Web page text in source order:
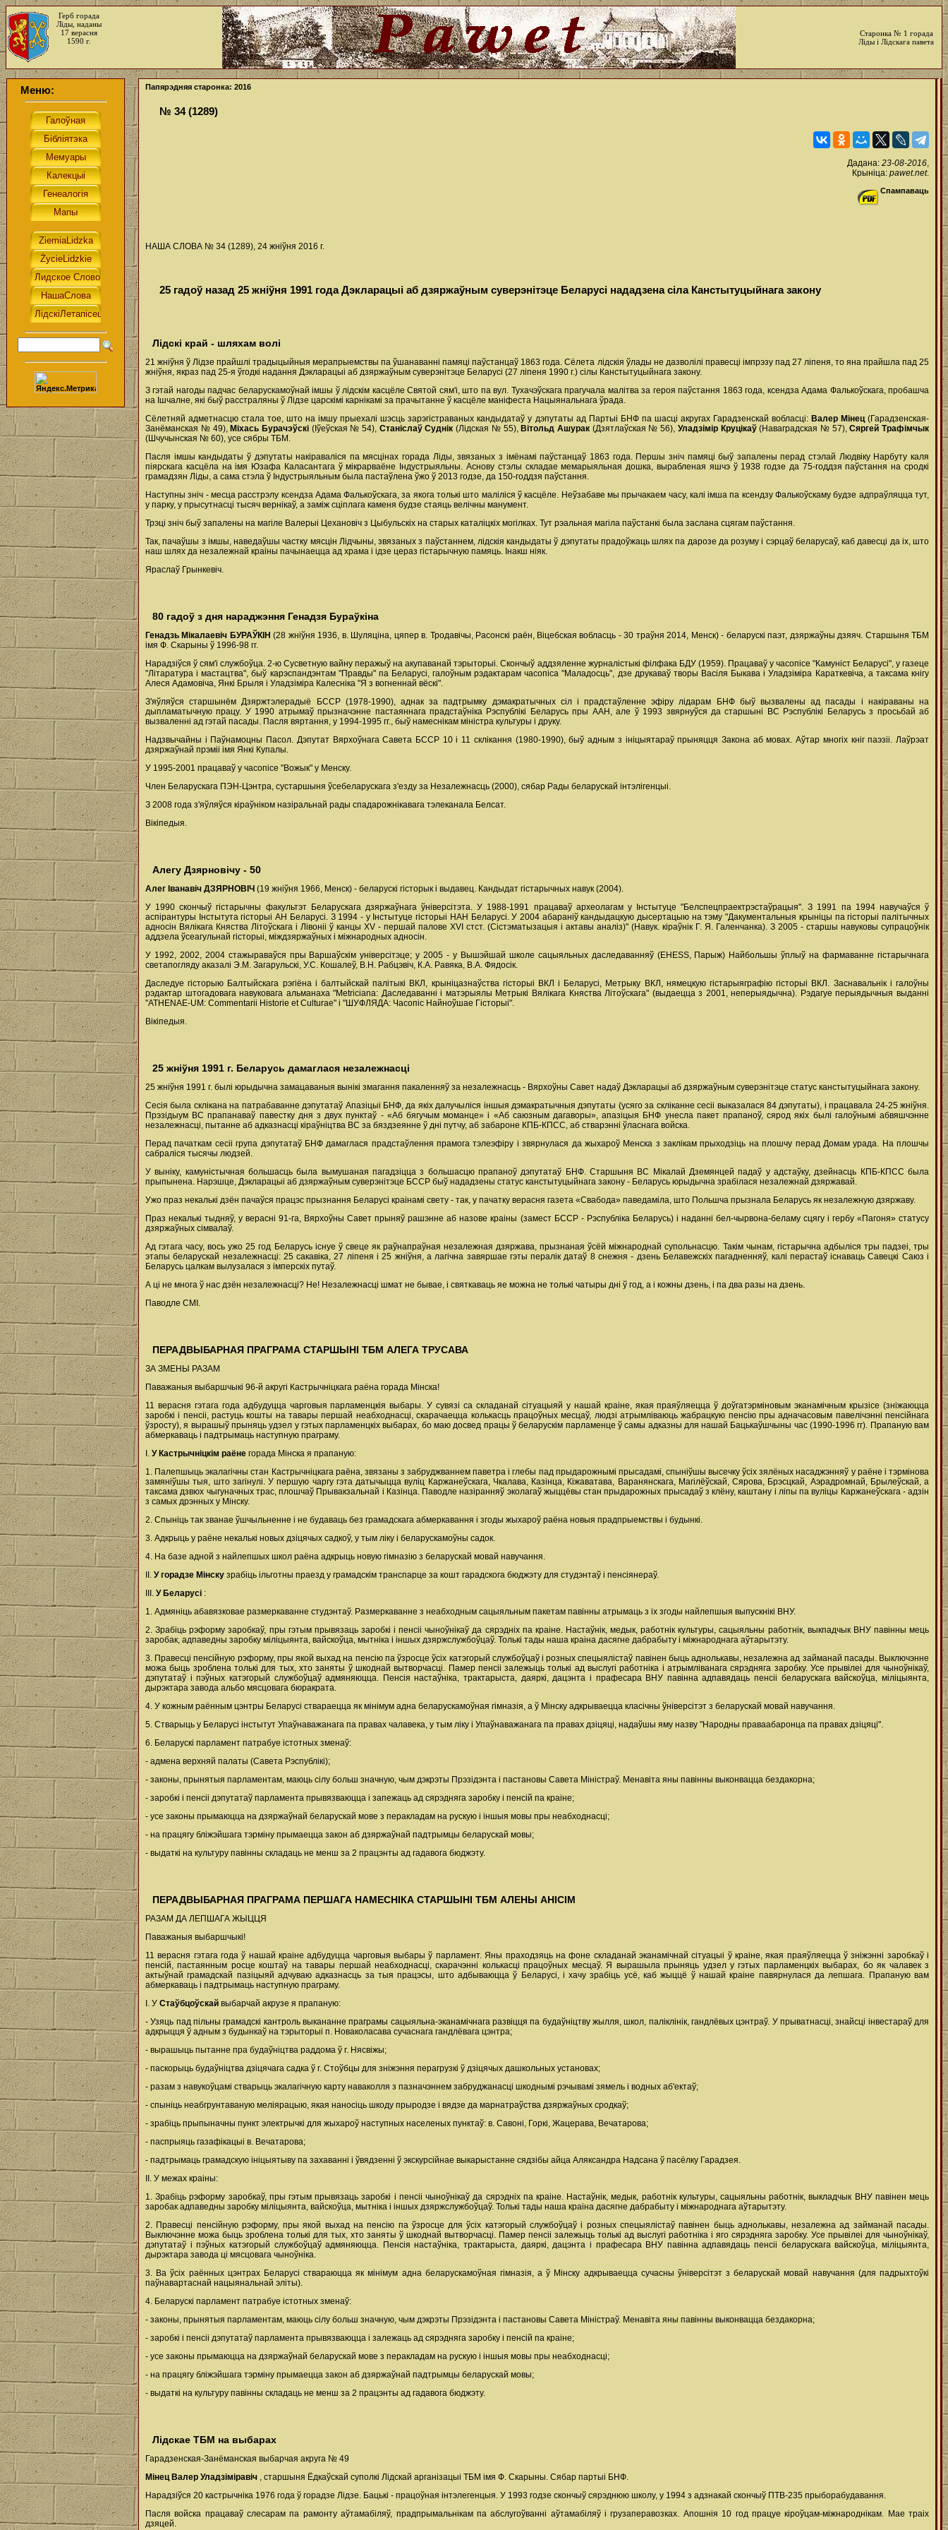
Герб горада
Ліды, наданы
17 верасня
1590 г.
Старонка № 1 горада
Ліды і Лідскага павета
Меню: Папярэдняя старонка: 2016
№ 34 (1289)
Дадана: 23-08-2016,
Крыніца: pawet.net.
Спампаваць
НАША СЛОВА № 34 (1289), 24 жніўня 2016 г.
25 гадоў назад 25 жніўня 1991 года Дэкларацыі аб дзяржаўным суверэнітэце Беларусі нададзена сіла Канстытуцыйнага закону
Лідскі край - шляхам волі
21 жніўня ў Лідзе прайшлі традыцыйныя мерапрыемствы па ўшанаванні памяці паўстанцаў 1863 года. Сёлета лідскія ўлады не дазволілі правесці імпрэзу пад 27 ліпеня, то яна прайшла пад 25
жніўня, якраз пад 25-я ўгодкі надання Дэкларацыі аб дзяржаўным суверэнітэце Беларусі (27 ліпеня 1990 г.) сілы Канстытуцыйнага закону.
З гэтай нагоды падчас беларускамоўнай імшы ў лідскім касцёле Святой сям'і, што па вул. Тухачэўскага прагучала малітва за героя паўстання 1863 года, ксендза Адама Фалькоўскага, пробашча
на Ішчалне, які быў расстраляны ў Лідзе царскімі карнікамі за прачытанне ў касцёле маніфеста Нацыянальнага ўрада.
Сёлетняй адметнасцю стала тое, што на імшу прыехалі шэсць зарэгістраваных кандыдатаў у дэпутаты ад Партыі БНФ па шасці акругах Гарадзенскай вобласці: Валер Мінец(Гарадзенская-
Занёманская № 49), Міхась Бурачэўскі(Іўеўская № 54), Станіслаў Суднік (Лідская № 55), Вітольд Ашурак (Дзятлаўская № 56), Уладзімір Круцікаў(Наваградская № 57),Сяргей Трафімчык
(Шчучынская № 60), усе сябры ТБМ.
Пасля імшы кандыдаты ў дэпутаты накіраваліся па мясцінах горада Ліды, звязаных з імёнамі паўстанцаў 1863 года. Першы зніч памяці быў запалены перад стэлай Людвіку Нарбуту каля
піярскага касцёла на імя Юзафа Каласантага ў мікрарваёне Індустрыяльны. Аснову стэлы складае мемарыяльная дошка, вырабленая яшчэ ў 1938 годзе да 75-годдзя паўстання на сродкі
грамадзян Ліды, а сама стэла ў Індустрыяльным была пастаўлена ўжо ў 2013 годзе, да 150-годдзя паўстання.
Наступны зніч - месца расстрэлу ксендза Адама Фалькоўскага, за якога толькі што маліліся ў касцёле. Неўзабаве мы прычакаем часу, калі імша па ксендзу Фалькоўскаму будзе адпраўляцца тут,
у парку, у прысутнасці тысяч вернікаў, а заміж сціплага каменя будзе стаяць велічны манумент.
Трэці зніч быў запалены на магіле Валерыі Цехановіч з Цыбульскіх на старых каталіцкіх могілках. Тут рэальная магіла паўстанкі была заслана сцягам паўстання.
Так, пачаўшы з імшы, наведаўшы частку мясцін Лідчыны, звязаных з паўстаннем, лідскія кандыдаты ў дэпутаты прадоўжаць шлях па дарозе да розуму і сэрцаў беларусаў, каб давесці да іх, што
наш шлях да незалежнай краіны пачынаецца ад храма і ідзе цераз гістарычную памяць. Інакш ніяк.
Яраслаў Грынкевіч.
80 гадоў з дня нараджэння Генадзя Бураўкіна
Генадзь Мікалаевіч БУРАЎКІН(28 жніўня 1936, в. Шуляціна, цяпер в. Тродавічы, Расонскі раён, Віцебская вобласць - 30 траўня 2014, Менск) - беларускі паэт, дзяржаўны дзяяч. Старшыня ТБМ
імя Ф. Скарыны ў 1996-98 гг.
Нарадзіўся ў сям'і службоўца. 2-ю Сусветную вайну перажыў на акупаванай тэрыторыі. Скончыў аддзяленне журналістыкі філфака БДУ (1959). Працаваў у часопісе "Камуніст Беларусі", у газеце
"Літаратура і мастацтва", быў карэспандэнтам "Правды" па Беларусі, галоўным рэдактарам часопіса "Маладосць", дзе друкаваў творы Васіля Быкава і Уладзіміра Караткевіча, а таксама кнігу
Алеся Адамовіча, Янкі Брыля і Уладзіміра Калесніка "Я з вогненнай вёскі".
З'яўляўся старшынём Дзяржтэлерадыё БССР (1978-1990), аднак за падтрымку дэмакратычных сіл і прадстаўленне эфіру лідарам БНФ быў вызвалены ад пасады і накіраваны на
дыпламатычную працу. У 1990 атрымаў прызначэнне пастаяннага прадстаўніка Рэспублікі Беларусь пры ААН, але ў 1993 звярнуўся да старшыні ВС Рэспублікі Беларусь з просьбай аб
вызваленні ад гэтай пасады. Пасля вяртання, у 1994-1995 гг., быў намеснікам міністра культуры і друку.
Надзвычайны і Паўнамоцны Пасол. Дэпутат Вярхоўнага Савета БССР 10 і 11 склікання (1980-1990), быў адным з ініцыятараў прыняцця Закона аб мовах. Аўтар многіх кніг паэзіі. Лаўрэат
дзяржаўнай прэміі імя Янкі Купалы.
У 1995-2001 працаваў у часопісе "Вожык" у Менску.
Член Беларускага ПЭН-Цэнтра, сустаршыня ўсебеларускага з'езду за Незалежнасць (2000), сябар Рады беларускай інтэлігенцыі.
З 2008 года з'яўляўся кіраўніком назіральнай рады спадарожнікавага тэлеканала Белсат.
Вікіпедыя.
Алегу Дзярновічу - 50
Алег Іванавіч ДЗЯРНОВІЧ (19 жніўня 1966, Менск) - беларускі гісторык і выдавец. Кандыдат гістарычных навук (2004).
У 1990 скончыў гістарычны факультэт Беларускага дзяржаўнага ўніверсітэта. У 1988-1991 працаваў археолагам у Інстытуце "Белспецпраектрэстаўрацыя". З 1991 па 1994 навучаўся ў
аспірантуры Інстытута гісторыі АН Беларусі. З 1994 - у Інстытуце гісторыі НАН Беларусі. У 2004 абараніў кандыдацкую дысертацыю на тэму "Дакументальныя крыніцы па гісторыі палітычных
адносін Вялікага Княства Літоўскага і Лівоніі ў канцы XV - першай палове XVI стст. (Сістэматызацыя і актавы аналіз)" (Навук. кіраўнік Г. Я. Галенчанка). З 2005 - старшы навуковы супрацоўнік
аддзела ўсеагульнай гісторыі, міждзяржаўных і міжнародных адносін.
У 1992, 2002, 2004 стажыраваўся пры Варшаўскім універсітэце; у 2005 - у Вышэйшай школе сацыяльных даследаванняў (EHESS, Парыж) Найбольшы ўплыў на фармаванне гістарычнага
светапогляду аказалі Э.М. Загарульскі, У.С. Кошалеў, В.Н. Рабцэвіч, К.А. Равяка, В.А. Фядосік.
Даследуе гісторыю Балтыйскага рэгіёна і балтыйскай палітыкі ВКЛ, крыніцазнаўства гісторыі ВКЛ і Беларусі, Метрыку ВКЛ, нямецкую гістарыяграфію гісторыі ВКЛ. Заснавальнік і галоўны
рэдактар штогадовага навуковага альманаха "Metriciana: Даследаванні і матэрыялы Метрыкі Вялікага Княства Літоўскага" (выдаецца з 2001, неперыядычна). Рэдагуе перыядычныя выданні
"ATHENAE-UM: Commentarii Historiе et Culturae" і "ШУФЛЯДА: Часопіс Найноўшае Гісторыі".
Вікіпедыя.
25 жніўня 1991 г. Беларусь дамаглася незалежнасці
25 жніўня 1991 г. былі юрыдычна замацаваныя вынікі змагання пакаленняў за незалежнасць - Вярхоўны Савет надаў Дэкларацыі аб дзяржаўным суверэнітэце статус канстытуцыйнага закону.
Сесія была склікана на патрабаванне дэпутатаў Апазіцыі БНФ, да якіх далучыліся іншыя дэмакратычныя дэпутаты (усяго за скліканне сесіі выказалася 84 дэпутаты), і працавала 24-25 жніўня.
Прэзідыум ВС прапанаваў павестку дня з двух пунктаў - «Аб бягучым моманце» і «Аб саюзным дагаворы», апазіцыя БНФ унесла пакет прапаноў, сярод якіх былі галоўнымі абвяшчэнне
незалежнасці, пытанне аб адказнасці кіраўніцтва ВС за бяздзеянне ў дні путчу, аб забароне КПБ-КПСС, аб стварэнні ўласнага войска.
Перад пачаткам сесіі група дэпутатаў БНФ дамаглася прадстаўлення прамога тэлеэфіру і звярнулася да жыхароў Менска з заклікам прыходзіць на плошчу перад Домам урада. На плошчы
сабраліся тысячы людзей.
У выніку, камуністычная большасць была вымушаная пагадзіцца з большасцю прапаноў дэпутатаў БНФ. Старшыня ВС Мікалай Дземянцей падаў у адстаўку, дзейнасць КПБ-КПСС была
прыпынена. Нарэшце, Дэкларацыі аб дзяржаўным суверэнітэце БССР быў нададзены статус канстытуцыйнага закону - Беларусь юрыдычна зрабілася незалежнай дзяржавай.
Ужо праз некалькі дзён пачаўся працэс прызнання Беларусі краінамі свету - так, у пачатку верасня газета «Свабода» паведаміла, што Польшча прызнала Беларусь як незалежную дзяржаву.
Праз некалькі тыдняў, у верасні 91-га, Вярхоўны Савет прыняў рашэнне аб назове краіны (замест БССР - Рэспубліка Беларусь) і наданні бел-чырвона-беламу сцягу і гербу «Пагоня» статусу
дзяржаўных сімвалаў.
Ад гэтага часу, вось ужо 25 год Беларусь існуе ў свеце як раўнапраўная незалежная дзяржава, прызнаная ўсёй міжнароднай супольнасцю. Такім чынам, гістарычна адбыліся тры падзеі, тры
этапы беларускай незалежнасці: 25 сакавіка, 27 ліпеня і 25 жніўня, а лагічна завяршае гэты пералік датаў 8 снежня - дзень Белавежскіх пагадненняў, калі перастаў існаваць Савецкі Саюз і
Беларусь цалкам вылузалася з імперскіх путаў.
А ці не многа ў нас дзён незалежнасці? Не! Незалежнасці шмат не бывае, і святкаваць яе можна не толькі чатыры дні ў год, а і кожны дзень, і па два разы на дзень.
Паводле СМІ.
ПЕРАДВЫБАРНАЯ ПРАГРАМА СТАРШЫНІ ТБМ АЛЕГА ТРУСАВА
ЗА ЗМЕНЫ РАЗАМ
Паважаныя выбаршчыкі 96-й акругі Кастрычніцкага раёна горада Мінска!
11 верасня гэтага года адбудуцца чарговыя парламенцкія выбары. У сувязі са складанай сітуацыяй у нашай краіне, якая праяўляецца ў доўгатэрміновым эканамічным крызісе (зніжаюцца
заробкі і пенсіі, растуць кошты на тавары першай неабходнасці, скарачаецца колькасць працоўных месцаў, людзі атрымліваюць жабрацкую пенсію пры адначасовым павелічэнні пенсійнага
ўзросту), я вырашыў прыняць удзел у гэтых парламенцкіх выбарах, бо маю досвед працы ў беларускім парламенце ў самы адказны для нашай Бацькаўшчыны час (1990-1996 гг). Прапаную вам
абмеркаваць і падтрымаць наступную праграму.
I. У Кастрычніцкім раёне горада Мінска я прапаную:
1. Палепшыць экалагічны стан Кастрычніцкага раёна, звязаны з забруджваннем паветра і глебы пад прыдарожнымі прысадамі, спыніўшы высечку ўсіх зялёных насаджэнняў у раёне і тэрмінова
замяніўшы тыя, што загінулі. У першую чаргу гэта датычыцца вуліц Каржанеўскага, Чкалава, Казінца, Кіжаватава, Варанянскага, Магілёўскай, Сярова, Брэсцкай, Аэрадромнай, Брылеўскай, а
таксама дзвюх чыгуначных трас, плошчаў Прывакзальнай і Казінца. Паводле назіранняў эколагаў жыццёвы стан прыдарожных прысадаў з клёну, каштану і ліпы па вуліцы Каржанеўскага - адзін
з самых дрэнных у Мінску.
2. Спыніць так званае ўшчыльненне і не будаваць без грамадскага абмеркавання і згоды жыхароў раёна новыя прадпрыемствы і будынкі.
3. Адкрыць у раёне некалькі новых дзіцячых садкоў, у тым ліку і беларускамоўны садок.
4. На базе адной з найлепшых школ раёна адкрыць новую гімназію з беларускай мовай навучання.
II. У горадзе Мінску зрабіць ільготны праезд у грамадскім транспарце за кошт гарадскога бюджэту для студэнтаў і пенсіянераў.
III. У Беларусі :
1. Адмяніць абавязковае размеркаванне студэнтаў. Размеркаванне з неабходным сацыяльным пакетам павінны атрымаць з іх згоды найлепшыя выпускнікі ВНУ.
2. Зрабіць рэформу заробкаў, пры гэтым прывязаць заробкі і пенсіі чыноўнікаў да сярэдніх па краіне. Настаўнік, медык, работнік культуры, сацыяльны работнік, выкпадчык ВНУ павінны мець
заробак, адпаведны заробку міліцыянта, вайскоўца, мытніка і іншых дзяржслужбоўцаў. Толькі тады наша краіна дасягне дабрабыту і міжнароднага аўтарытэту.
3. Правесці пенсійную рэформу, пры якой выхад на пенсію па ўзросце ўсіх катэгорый службоўцаў і розных спецыялістаў павінен быць аднолькавы, незалежна ад займанай пасады. Выключэнне
можа быць зроблена толькі для тых, хто заняты ў шкоднай вытворчасці. Памер пенсіі залежыць толькі ад выслугі работніка і атрымліванага сярэдняга заробку. Усе прывілеі для чыноўнікаў,
дэпутатаў і пэўных катэгорый службоўцаў адмяняюцца. Пенсія настаўніка, трактарыста, даяркі, дацэнта і прафесара ВНУ павінна адпавядаць пенсіі беларускага вайскоўца, міліцыянта,
дырэктара завода альбо мясцовага бюракрата.
4. У кожным раённым цэнтры Беларусі ствараецца як мінімум адна беларускамоўная гімназія, а ў Мінску адкрываецца класічны ўніверсітэт з беларускай мовай навучання.
5. Стварыць у Беларусі інстытут Упаўнаважанага па правах чалавека, у тым ліку і Упаўнаважанага па правах дзіцяці, надаўшы яму назву "Народны праваабаронца па правах дзіцяці".
6. Беларускі парламент патрабуе істотных зменаў:
- адмена верхняй палаты (Савета Рэспублікі);
- законы, прынятыя парламентам, маюць сілу больш значную, чым дэкрэты Прэзідэнта і пастановы Савета Міністраў. Менавіта яны павінны выконвацца бездакорна;
- заробкі і пенсіі дэпутатаў парламента прывязваюцца і запежаць ад сярэдняга заробку і пенсій па краіне;
- усе законы прымаюцца на дзяржаўнай беларускай мове з перакладам на рускую і іншыя мовы пры неабходнасці;
- на працягу бліжэйшага тэрміну прымаецца закон аб дзяржаўнай падтрымцы беларускай мовы;
- выдаткі на культуру павінны складаць не менш за 2 працэнты ад гадавога бюджэту.
ПЕРАДВЫБАРНАЯ ПРАГРАМА ПЕРШАГА НАМЕСНІКА СТАРШЫНІ ТБМ АЛЕНЫ АНІСІМ
РАЗАМ ДА ЛЕПШАГА ЖЫЦЦЯ
Паважаныя выбаршчыкі!
11 верасня гэтага года ў нашай краіне адбудуцца чарговыя выбары ў парламент. Яны праходзяць на фоне складанай эканамічнай сітуацыі ў краіне, якая праяўляецца ў зніжэнні заробкаў і
пенсій, пастаянным росце коштаў на тавары першай неабходнасці, скарачэнні колькасці працоўных месцаў. Я вырашыла прыняць удзел у гэтых парламенцкіх выбарах, бо як чалавек з
актыўнай грамадскай пазіцыяй адчуваю адказнасць за тыя працэсы, што адбываюцца ў Беларусі, і хачу зрабіць усё, каб жыццё ў нашай краіне павярнулася да лепшага. Прапаную вам
абмеркаваць і падтрымаць наступную праграму.
І. У Стаўбцоўскай выбарчай акрузе я прапаную:
- Узяць пад пільны грамадскі кантроль выкананне праграмы сацыяльна-эканамічнага развіцця па будаўніцтву жылля, школ, паліклінік, гандлёвых цэнтраў. У прыватнасці, знайсці інвестараў для
адкрыцця ў адным з будынкаў на тэрыторыі п. Новаколасава сучаснага гандлёвага цэнтра;
- вырашыць пытанне пра будаўніцтва раддома ў г. Нясвіжы;
- паскорыць будаўніцтва дзіцячага садка ў г. Стоўбцы для зніжэння перагрузкі ў дзіцячых дашкольных установах;
- разам з навукоўцамі стварыць экалагічную карту наваколля з пазначэннем забруджанасці шкоднымі рэчывамі зямель і водных аб'ектаў;
- спыніць неабгрунтаваную меліярацыю, якая наносіць шкоду прыродзе і вядзе да марнатраўства дзяржаўных сродкаў;
- зрабіць прыпыначны пункт электрычкі для жыхароў наступных населеных пунктаў: в. Савоні, Горкі, Жацерава, Вечатарова;
- паспрыяць газафікацыі в. Вечатарова;
- падтрымаць грамадскую ініцыятыву па захаванні і ўвядзенні ў экскурсійнае выкарыстанне сядзібы айца Аляксандра Надсана ў пасёлку Гарадзея.
ІІ. У межах краіны:
1. Зрабіць рэформу заробкаў, пры гэтым прывязаць заробкі і пенсіі чыноўнікаў да сярэдніх па краіне. Настаўнік, медык, работнік культуры, сацыяльны работнік, выкладчык ВНУ павінен мець
заробак адпаведны заробку міліцыянта, вайскоўца, мытніка і іншых дзяржслужбоўцаў. Толькі тады наша краіна дасягне дабрабыту і міжнароднага аўтарытэту.
2. Правесці пенсійную рэформу, пры якой выхад на пенсію па ўзросце для ўсіх катэгорый службоўцаў і розных спецыялістаў павінен быць аднолькавы, незалежна ад займанай пасады.
Выключэнне можа быць зроблена толькі для тых, хто заняты ў шкоднай вытворчасці. Памер пенсіі залежыць толькі ад выслугі работніка і яго сярэдняга заробку. Усе прывілеі для чыноўнікаў,
дэпутатаў і пэўных катэгорый службоўцаў адмяняюцца. Пенсія настаўніка, трактарыста, даяркі, дацэнта і прафесара ВНУ павінна адпавядаць пенсіі беларускага вайскоўца, міліцыянта,
дырэктара завода ці мясцовага чыноўніка.
3. Ва ўсіх раённых цэнтрах Беларусі ствараюцца як мінімум адна беларускамоўная гімназія, а ў Мінску адкрываецца сучасны ўніверсітэт з беларускай мовай навучання (для падрыхтоўкі
паўнавартаснай нацыянальнай эліты).
4. Беларускі парламент патрабуе істотных зменаў:
- законы, прынятыя парламентам, маюць сілу больш значную, чым дэкрэты Прэзідэнта і пастановы Савета Міністраў. Менавіта яны павінны выконвацца бездакорна;
- заробкі і пенсіі дэпутатаў парламента прывязваюцца і залежаць ад сярэдняга заробку і пенсій па краіне;
- усе законы прымаюцца на дзяржаўнай беларускай мове з перакладам на рускую і іншыя мовы пры неабходнасці;
- на працягу бліжэйшага тэрміну прымаецца закон аб дзяржаўнай падтрымцы беларускай мовы;
- выдаткі на культуру павінны складаць не менш за 2 працэнты ад гадавога бюджэту.
Лідскае ТБМ на выбарах
Гарадзенская-Занёманская выбарчая акруга № 49
Мінец Валер Уладзіміравіч , старшыня Ёдкаўскай суполкі Лідскай арганізацыі ТБМ імя Ф. Скарыны. Сябар партыі БНФ.
Нарадзіўся 20 кастрычніка 1976 года ў горадзе Лідзе. Бацькі - працоўная інтэлегенцыя. У 1993 годзе скончыў сярэднюю школу, у 1994 з адзнакай скончыў ПТВ-235 прыборабудавання.
Пасля войска працаваў слесарам па рамонту аўтамабіляў, прадпрымальнікам па абслугоўванні аўтамабіляў і грузаперавозках. Апошнія 10 год працуе кіроўцам-міжнароднікам. Мае траіх
дзяцей.